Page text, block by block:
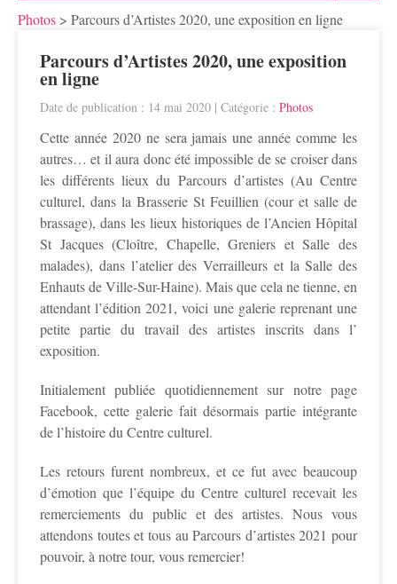
Photos > Parcours d’Artistes 2020, une exposition en ligne
Parcours d’Artistes 2020, une exposition
en ligne
Date de publication : 14 mai 2020 | Catégorie : Photos
Cette année 2020 ne sera jamais une année comme les
autres… et il aura donc été impossible de se croiser dans
les différents lieux du Parcours d’artistes (Au Centre
culturel, dans la Brasserie St Feuillien (cour et salle de
brassage), dans les lieux historiques de l’Ancien Hôpital
St Jacques (Cloître, Chapelle, Greniers et Salle des
malades), dans l’atelier des Verrailleurs et la Salle des
Enhauts de Ville-Sur-Haine). Mais que cela ne tienne, en
attendant l’édition 2021, voici une galerie reprenant une
petite partie du travail des artistes inscrits dans l’
exposition.
Initialement publiée quotidiennement sur notre page
Facebook, cette galerie fait désormais partie intégrante
de l’histoire du Centre culturel.
Les retours furent nombreux, et ce fut avec beaucoup
d’émotion que l’équipe du Centre culturel recevait les
remerciements du public et des artistes. Nous vous
attendons toutes et tous au Parcours d’artistes 2021 pour
pouvoir, à notre tour, vous remercier!